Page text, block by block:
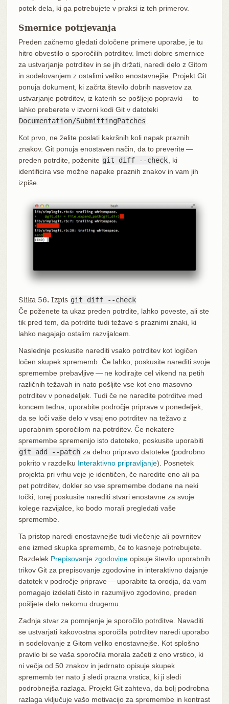
potek dela, ki ga potrebujete v praksi iz teh primerov.
Smernice potrjevanja
Preden začnemo gledati določene primere uporabe, je tu
hitro obvestilo o sporočilih potrditev. Imeti dobre smernice
za ustvarjanje potrditev in se jih držati, naredi delo z Gitom
in sodelovanjem z ostalimi veliko enostavnejše. Projekt Git
ponuja dokument, ki začrta število dobrih nasvetov za
ustvarjanje potrditev, iz katerih se pošljejo popravki — to
lahko preberete v izvorni kodi Git v datoteki
Documentation/SubmittingPatches
Kot prvo, ne želite poslati kakršnih koli napak praznih
znakov. Git ponuja enostaven način, da to preverite —
preden potrdite, poženite git diff --check , ki
identificira vse možne napake praznih znakov in vam jih
izpiše.
Slika 56. Izpis git diff --check
Če poženete ta ukaz preden potrdite, lahko poveste, ali ste
tik pred tem, da potrdite tudi težave s praznimi znaki, ki
lahko nagajajo ostalim razvijalcem.
Naslednje poskusite narediti vsako potrditev kot logičen
ločen skupek sprememb. Če lahko, poskusite narediti svoje
spremembe prebavljive — ne kodirajte cel vikend na petih
različnih težavah in nato pošljite vse kot eno masovno
potrditev v ponedeljek. Tudi če ne naredite potrditve med
koncem tedna, uporabite področje priprave v ponedeljek,
da se loči vaše delo v vsaj eno potrditev na težavo z
uporabnim sporočilom na potrditev. Če nekatere
spremembe spremenijo isto datoteko, poskusite uporabiti
git add --patch za delno pripravo datoteke (podrobno
pokrito v razdelku Interaktivno pripravljanje). Posnetek
projekta pri vrhu veje je identičen, če naredite eno ali pa
pet potrditev, dokler so vse spremembe dodane na neki
točki, torej poskusite narediti stvari enostavne za svoje
kolege razvijalce, ko bodo morali pregledati vaše
spremembe.
Ta pristop naredi enostavnejše tudi vlečenje ali povrnitev
ene izmed skupka sprememb, če to kasneje potrebujete.
Razdelek Prepisovanje zgodovineopisuje število uporabnih
trikov Git za prepisovanje zgodovine in interaktivno dajanje
datotek v področje priprave — uporabite ta orodja, da vam
pomagajo izdelati čisto in razumljivo zgodovino, preden
pošljete delo nekomu drugemu.
Zadnja stvar za pomnjenje je sporočilo potrditve. Navaditi
se ustvarjati kakovostna sporočila potrditev naredi uporabo
in sodelovanje z Gitom veliko enostavnejše. Kot splošno
pravilo bi se vaša sporočila morala začeti z eno vrstico, ki
ni večja od 50 znakov in jedrnato opisuje skupek
sprememb ter nato ji sledi prazna vrstica, ki ji sledi
podrobnejša razlaga. Projekt Git zahteva, da bolj podrobna
razlaga vključuje vašo motivacijo za spremembe in kontrast